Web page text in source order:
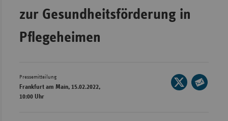
zur Gesundheitsförderung in
Pflegeheimen
Pressemitteilung
Frankfurt am Main, 15.02.2022,
10:00 Uhr
Seite
auf